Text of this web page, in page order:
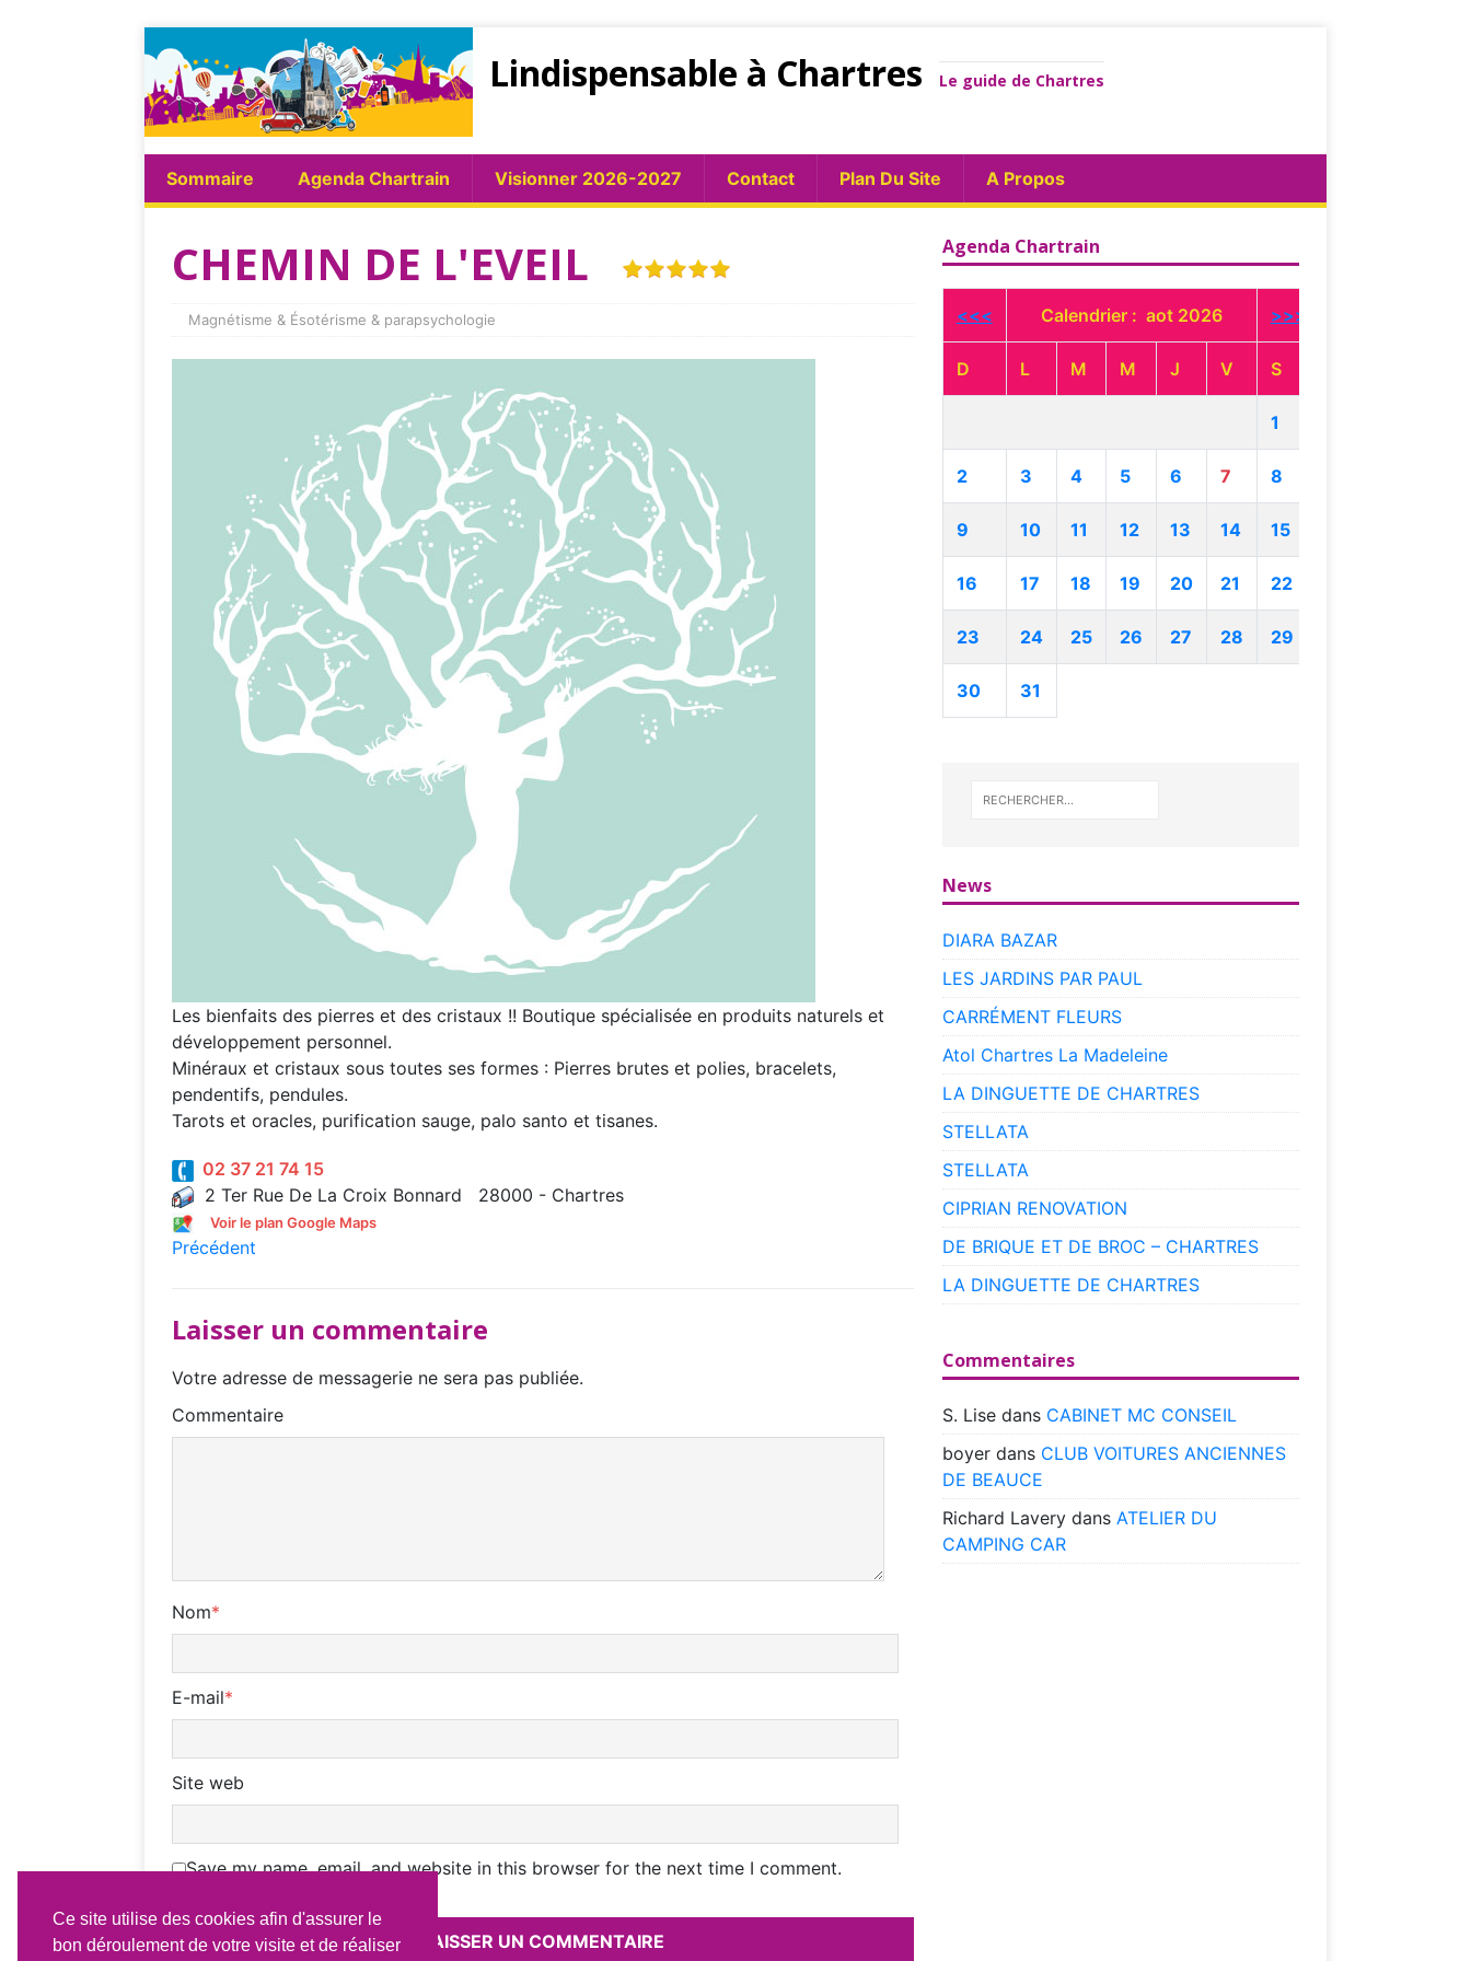
Lindispensable à Chartres Le guide de Chartres
Sommaire Agenda Chartrain Visionner 2026-2027 Contact Plan Du Site A Propos
CHEMIN DE L'EVEIL
Magnétisme & Ésotérisme & parapsychologie
Les bienfaits des pierres et des cristaux !! Boutique spécialisée en produits naturels et
développement personnel.
Minéraux et cristaux sous toutes ses formes : Pierres brutes et polies, bracelets,
pendentifs, pendules.
Tarots et oracles, purification sauge, palo santo et tisanes.
02 37 21 74 15
2 Ter Rue De La Croix Bonnard 28000 - Chartres
Voir le plan Google Maps
Précédent
Laisser un commentaire
Votre adresse de messagerie ne sera pas publiée.
Commentaire
Nom*
E-mail*
Site web
Save my name, email, and website in this browser for the next time I comment.
Agenda Chartrain
<<< Calendrier : aot 2026 >>>
D L M M J V S
1
2 3 4 5 6 7 8
9 10 11 12 13 14 15
16 17 18 19 20 21 22
23 24 25 26 27 28 29
30 31
News
DIARA BAZAR
LES JARDINS PAR PAUL
CARRÉMENT FLEURS
Atol Chartres La Madeleine
LA DINGUETTE DE CHARTRES
STELLATA
STELLATA
CIPRIAN RENOVATION
DE BRIQUE ET DE BROC – CHARTRES
LA DINGUETTE DE CHARTRES
Commentaires
S. Lisedans CABINET MC CONSEIL
boyerdans CLUB VOITURES ANCIENNES
DE BEAUCE
Richard Laverydans ATELIER DU
CAMPING CAR
Ce site utilise des cookies afin d'assurer le
bon déroulement de votre visite et de réaliser